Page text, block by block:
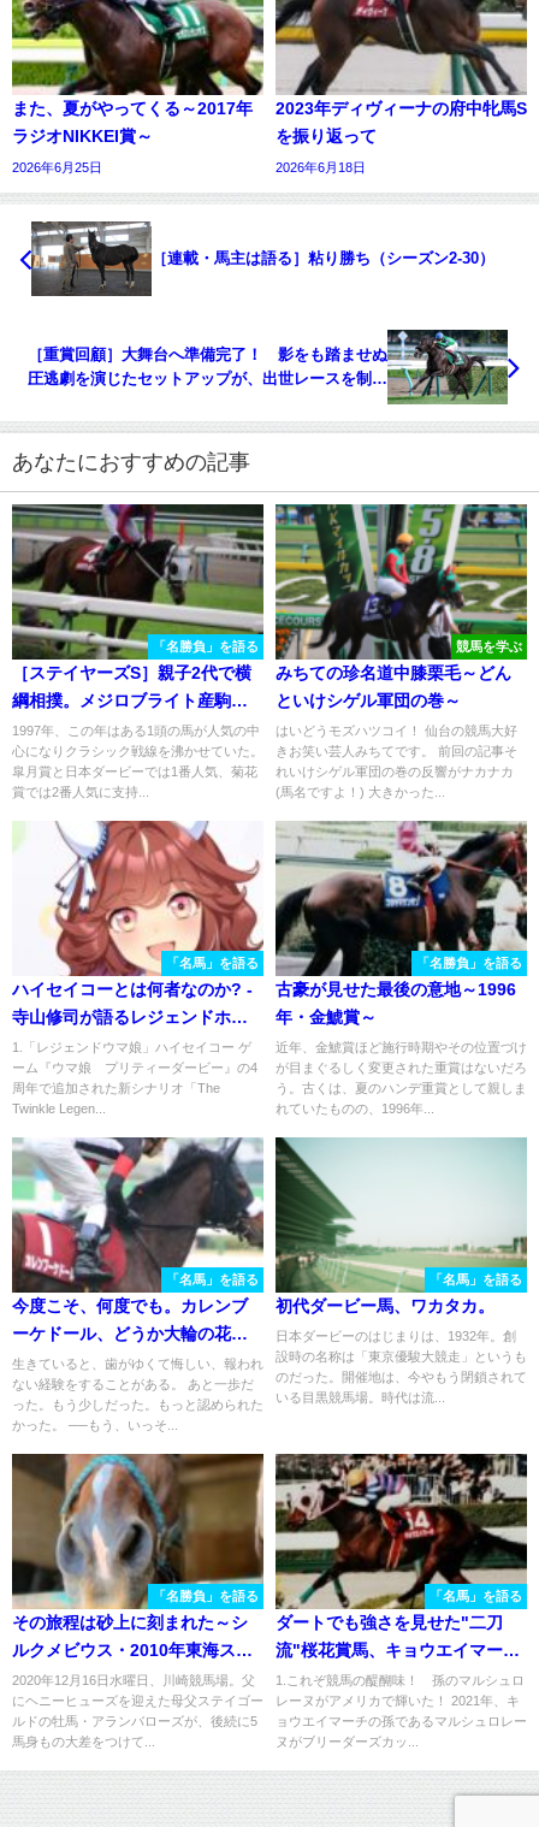
また、夏がやってくる～2017年
ラジオNIKKEI賞～
2026年6月25日
2023年ディヴィーナの府中牝馬S
を振り返って
2026年6月18日
［連載・馬主は語る］粘り勝ち（シーズン2-30）
［重賞回顧］大舞台へ準備完了！ 影をも踏ませぬ
圧逃劇を演じたセットアップが、出世レースを制覇
あなたにおすすめの記事
「名勝負」を語る
［ステイヤーズS］親子2代で横
綱相撲。メジロブライト産駒マ
キハタサイボーグの2007年ステ
イヤーズSを振り返る。
1997年、この年はある1頭の馬が人気の中
心になりクラシック戦線を沸かせていた。
皐月賞と日本ダービーでは1番人気、菊花
賞では2番人気に支持...
競馬を学ぶ
みちての珍名道中膝栗毛～どん
といけシゲル軍団の巻～
はいどうモズハツコイ！ 仙台の競馬大好
きお笑い芸人みちてです。 前回の記事そ
れいけシゲル軍団の巻の反響がナカナカ
(馬名ですよ！) 大きかった...
「名馬」を語る
ハイセイコーとは何者なのか? -
寺山修司が語るレジェンドホー
スとその時代
1.「レジェンドウマ娘」ハイセイコー ゲ
ーム『ウマ娘 プリティーダービー』の4
周年で追加された新シナリオ「The
Twinkle Legen...
「名勝負」を語る
古豪が見せた最後の意地～1996
年・金鯱賞～
近年、金鯱賞ほど施行時期やその位置づけ
が目まぐるしく変更された重賞はないだろ
う。古くは、夏のハンデ重賞として親しま
れていたものの、1996年...
「名馬」を語る
今度こそ、何度でも。カレンブ
ーケドール、どうか大輪の花
を。
生きていると、歯がゆくて悔しい、報われ
ない経験をすることがある。 あと一歩だ
った。もう少しだった。もっと認められた
かった。 ──もう、いっそ...
「名馬」を語る
初代ダービー馬、ワカタカ。
日本ダービーのはじまりは、1932年。創
設時の名称は「東京優駿大競走」というも
のだった。開催地は、今やもう閉鎖されて
いる目黒競馬場。時代は流...
「名勝負」を語る
その旅程は砂上に刻まれた～シ
ルクメビウス・2010年東海ステ
ークス〜
2020年12月16日水曜日、川崎競馬場。父
にヘニーヒューズを迎えた母父ステイゴー
ルドの牡馬・アランバローズが、後続に5
馬身もの大差をつけて...
「名馬」を語る
ダートでも強さを見せた"二刀
流"桜花賞馬、キョウエイマー
チ。その挑戦の旅を振り返る
1.これぞ競馬の醍醐味！ 孫のマルシュロ
レーヌがアメリカで輝いた！ 2021年、キ
ョウエイマーチの孫であるマルシュロレー
ヌがブリーダーズカッ...